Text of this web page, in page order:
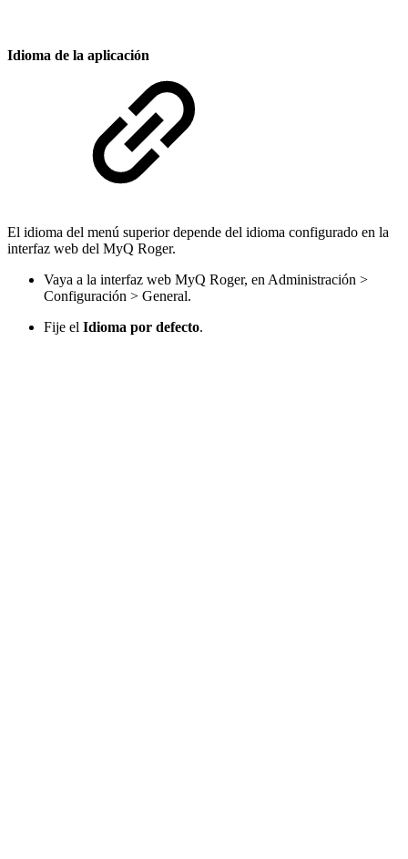
Idioma de la aplicación
El idioma del menú superior depende del idioma configurado en la
interfaz web del MyQ Roger.
Vaya a la interfaz web MyQ Roger, en Administración >
Configuración > General.
Fije el Idioma por defecto.